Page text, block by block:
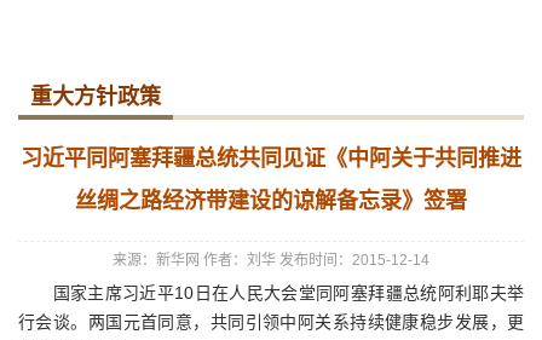
重大方针政策
习近平同阿塞拜疆总统共同见证《中阿关于共同推进
丝绸之路经济带建设的谅解备忘录》签署
来源：新华网 作者：刘华 发布时间：2015-12-14
国家主席习近平10日在人民大会堂同阿塞拜疆总统阿利耶夫举
行会谈。两国元首同意，共同引领中阿关系持续健康稳步发展，更